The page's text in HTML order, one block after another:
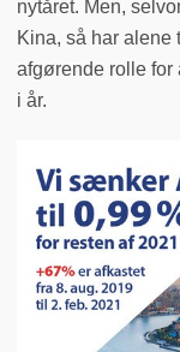
nytåret. Men,
Kina, så har alene
afgørende rolle for
i år.